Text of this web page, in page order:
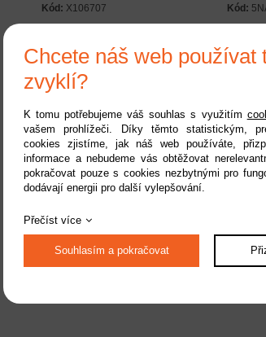
Kód: X106707
Kód:
Chcete náš web používat
zvyklí?
K tomu potřebujeme váš souhlas s využitím
vašem prohlížeči. Díky těmto statistickým,
cookies zjistíme, jak náš web používáte,
informace a nebudeme vás obtěžovat
pokračovat pouze s cookies nezbytnými pro
dodávají energii pro další vylepšování.
Přečíst více
Souhlasím a pokračovat